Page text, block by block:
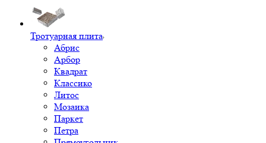
Тротуарная плита
Абрис
Арбор
Квадрат
Классико
Литос
Мозаика
Паркет
Петра